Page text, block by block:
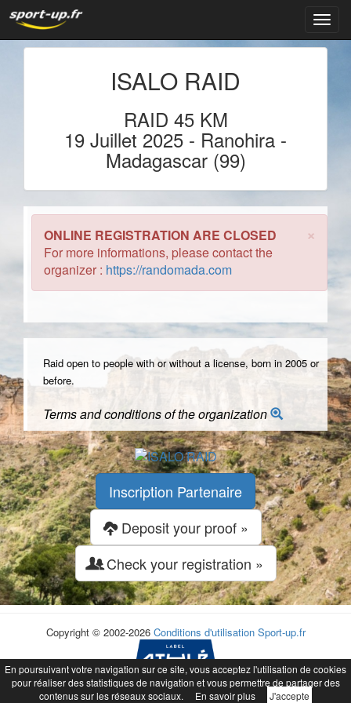
ISALO RAID
RAID 45 KM
19 Juillet 2025 - Ranohira -
Madagascar (99)
×
ONLINE REGISTRATION ARE CLOSED
For more informations, please contact the
organizer : https://randomada.com
Raid open to people with or without a license, born in 2005 or
before.
Terms and conditions of the organization
Inscription Partenaire
Deposit your proof »
Check your registration »
Copyright © 2002-2026 Conditions d'utilisation Sport-up.fr
En poursuivant votre navigation sur ce site, vous acceptez l'utilisation de cookies
pour réaliser des statistiques de navigation et vous permettre de partager des
contenus sur les réseaux sociaux.
En savoir plus J'accepte